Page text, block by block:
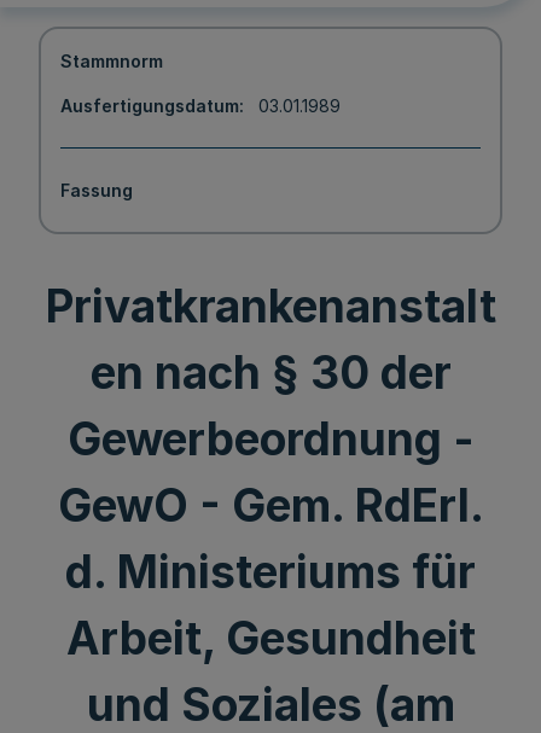
Stammnorm
Ausfertigungsdatum 03.01.1989
Fassung
Privatkrankenanstalt
en nach § 30 der
Gewerbeordnung -
GewO - Gem. RdErl.
d. Ministeriums für
Arbeit, Gesundheit
und Soziales (am